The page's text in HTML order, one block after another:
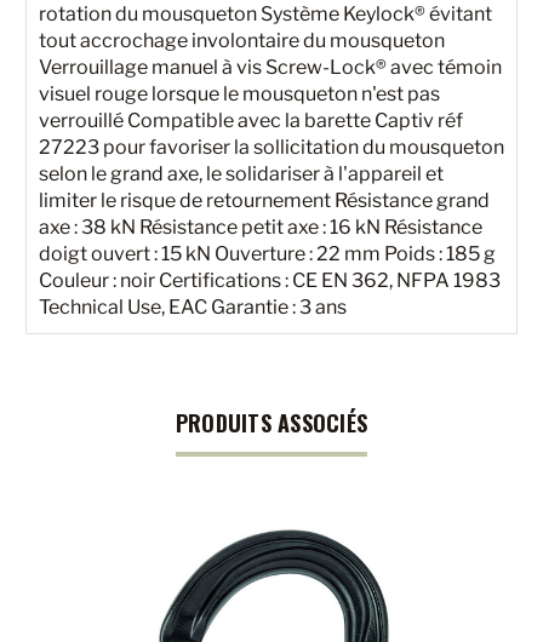
rotation du mousqueton Système Keylock® évitant
tout accrochage involontaire du mousqueton
Verrouillage manuel à vis Screw-Lock® avec témoin
visuel rouge lorsque le mousqueton n'est pas
verrouillé Compatible avec la barette Captiv réf
27223 pour favoriser la sollicitation du mousqueton
selon le grand axe, le solidariser à l'appareil et
limiter le risque de retournement Résistance grand
axe : 38 kN Résistance petit axe : 16 kN Résistance
doigt ouvert : 15 kN Ouverture : 22 mm Poids : 185 g
Couleur : noir Certifications : CE EN 362, NFPA 1983
Technical Use, EAC Garantie : 3 ans
PRODUITS ASSOCIÉS